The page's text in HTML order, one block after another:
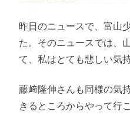
昨日のニュースで、富山
た。そのニュースでは、
て、私はとても悲しい気
藤﨑隆伸さんも同様の気
きるところからやって行